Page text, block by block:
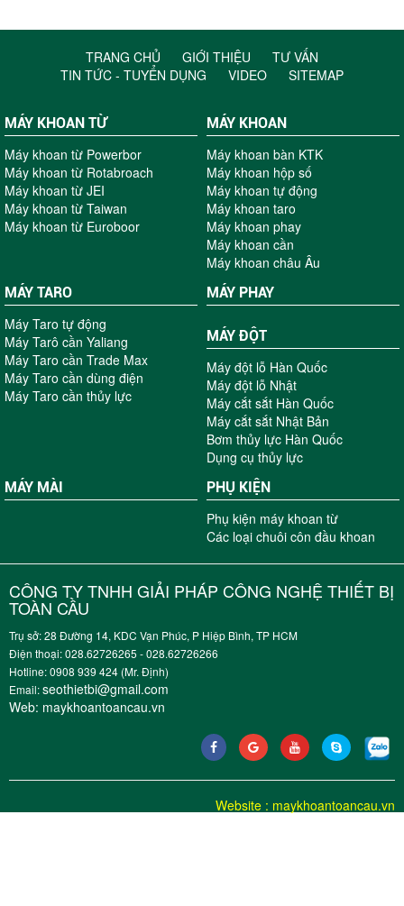
TRANG CHỦ GIỚI THIỆU
TƯ VẤN
TIN TỨC - TUYỂN DỤNG
VIDEO SITEMAP
MÁY KHOAN TỪ
Máy khoan từ Powerbor
Máy khoan từ Rotabroach
Máy khoan từ JEI
Máy khoan từ Taiwan
Máy khoan từ Euroboor
MÁY KHOAN
Máy khoan bàn KTK
Máy khoan hộp số
Máy khoan tự động
Máy khoan taro
Máy khoan phay
Máy khoan cần
Máy khoan châu Âu
MÁY TARO
Máy Taro tự động
Máy Tarô cần Yaliang
Máy Taro cần Trade Max
Máy Taro cần dùng điện
Máy Taro cần thủy lực
MÁY PHAY
MÁY ĐỘT
Máy đột lỗ Hàn Quốc
Máy đột lỗ Nhật
Máy cắt sắt Hàn Quốc
Máy cắt sắt Nhật Bản
Bơm thủy lực Hàn Quốc
Dụng cụ thủy lực
MÁY MÀI PHỤ KIỆN
Phụ kiện máy khoan từ
Các loại chuôi côn đầu khoan
CÔNG TY TNHH GIẢI PHÁP CÔNG NGHỆ THIẾT BỊ
TOÀN CẦU
Trụ sở: 28 Đường 14, KDC Vạn Phúc, P Hiệp Bình, TP HCM
Điện thoại: 028.62726265 - 028.62726266
Hotline: 0908 939 424 (Mr. Định)
Email:seothietbi@gmail.com
Web: maykhoantoancau.vn
Website : maykhoantoancau.vn